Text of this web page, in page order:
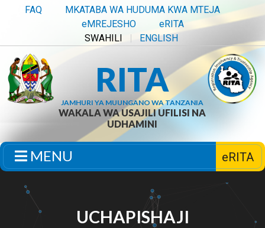
FAQ
MKATABA WA HUDUMA KWA MTEJA
eMREJESHO
eRITA
SWAHILI
ENGLISH
RITA
JAMHURI YA MUUNGANO WA TANZANIA
WAKALA WA USAJILI UFILISI NA
UDHAMINI
MENU eRITA
UCHAPISHAJI